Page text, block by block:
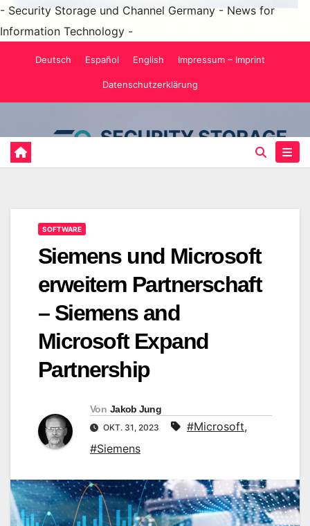
- Security Storage und Channel Germany - News for
Information Technology -
Deutsch Español English Impressum – Imprint
Datenschutzerklärung
SOFTWARE
Siemens und Microsoft
erweitern Partnerschaft
– Siemens and
Microsoft Expand
Partnership
Von Jakob Jung
OKT. 31, 2023 #Microsoft,
#Siemens